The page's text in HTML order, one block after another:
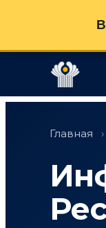
Главная ›